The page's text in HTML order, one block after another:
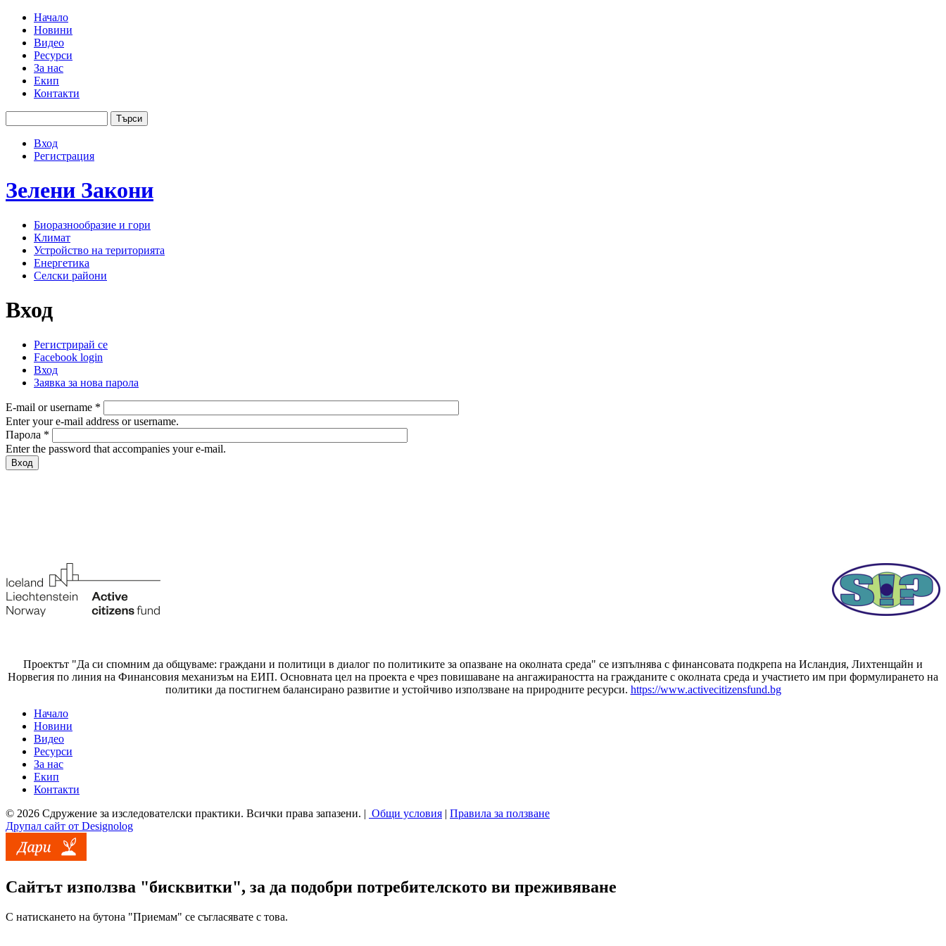
Jump to navigation
Основно меню
Начало
Новини
Видео
Ресурси
За нас
Екип
Контакти
User menu
Вход
Регистрация
Зелени Закони
Биоразнообразие и гори
Климат
Устройство на територията
Енергетика
Селски райони
Вход
Primary tabs
Регистрирай се
Facebook login
Вход
Заявка за нова парола
E-mail or username *
Enter your e-mail address or username.
Парола *
Enter the password that accompanies your e-mail.
Проектът "Да си спомним да общуваме: граждани и политици в диалог по политиките за опазване на околната среда" се изпълнява с финансовата подкрепа на Исландия, Лихтенщайн и
Норвегия по линия на Финансовия механизъм на ЕИП. Основната цел на проекта е чрез повишаване на ангажираността на гражданите с околната среда и участието им при формулирането на
политики да постигнем балансирано развитие и устойчиво използване на природните ресурси. https://www.activecitizensfund.bg
Основно меню
Начало
Новини
Видео
Ресурси
За нас
Екип
Контакти
© 2026 Сдружение за изследователски практики. Всички права запазени. | Общи условия | Правила за ползване
Друпал сайт от Designolog
Сайтът използва "бисквитки", за да подобри потребителското ви преживяване
С натискането на бутона "Приемам" се съгласявате с това.